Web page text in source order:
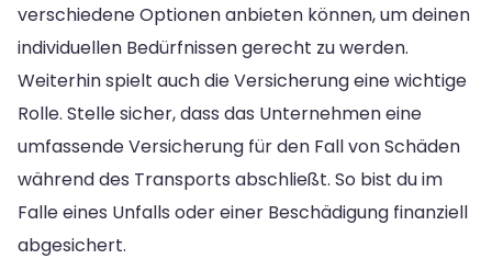
verschiedene Optionen anbieten können, um deinen
individuellen Bedürfnissen gerecht zu werden.
Weiterhin spielt auch die Versicherung eine wichtige
Rolle. Stelle sicher, dass das Unternehmen eine
umfassende Versicherung für den Fall von Schäden
während des Transports abschließt. So bist du im
Falle eines Unfalls oder einer Beschädigung finanziell
abgesichert.